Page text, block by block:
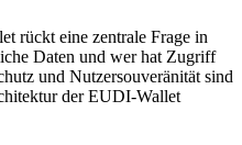
rückt eine zentrale Frage in
Daten und wer hat Zugriff
und Nutzersouveränität sind
der EUDI‑Wallet